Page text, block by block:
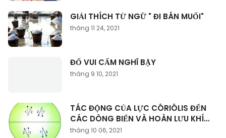
GIẢI THÍCH TỪ NGỮ " ĐI BÁN MUỐI"
tháng 11 24, 2021
ĐỐ VUI CẤM NGHĨ BẬY
tháng 9 10, 2021
TÁC ĐỘNG CỦA LỰC CÔRIÔLIS ĐẾN
CÁC DÒNG BIỂN VÀ HOÀN LƯU KHÍ
QUYỂN
tháng 10 06, 2021